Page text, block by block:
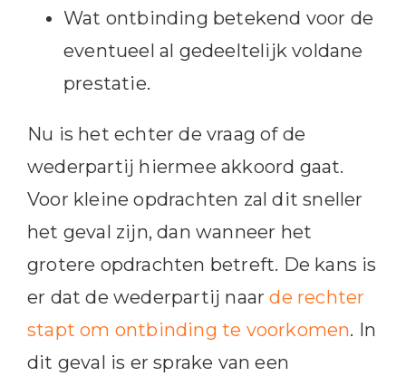
Wat ontbinding betekend voor de
eventueel al gedeeltelijk voldane
prestatie.
Nu is het echter de vraag of de
wederpartij hiermee akkoord gaat.
Voor kleine opdrachten zal dit sneller
het geval zijn, dan wanneer het
grotere opdrachten betreft. De kans is
er dat de wederpartij naarde rechter
stapt om ontbinding te voorkomen. In
dit geval is er sprake van een